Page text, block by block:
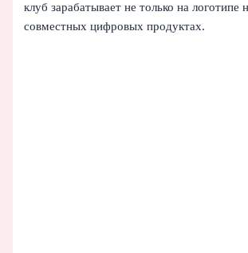
клуб зарабатывает не только на логотипе
совместных цифровых продуктах.